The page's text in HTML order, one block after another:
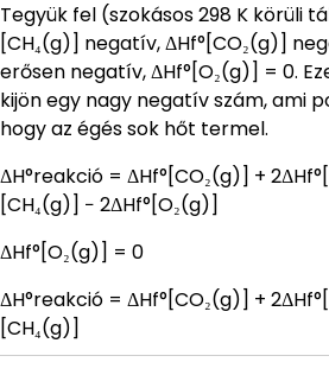
Tegyük fel (szokásos 298 K körüli
[CH₄(g)] negatív, ΔHf°[CO₂(g)]
erősen negatív, ΔHf°[O₂(g)] = 0.
kijön egy nagy negatív szám, ami
hogy az égés sok hőt termel.
ΔH°reakció = ΔHf°[CO₂(g)] +
[CH₄(g)] − 2ΔHf°[O₂(g)]
ΔHf°[O₂(g)] = 0
ΔH°reakció = ΔHf°[CO₂(g)] +
[CH₄(g)]